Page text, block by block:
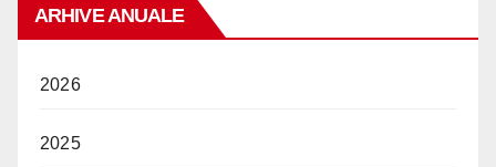
ARHIVE ANUALE
2026
2025